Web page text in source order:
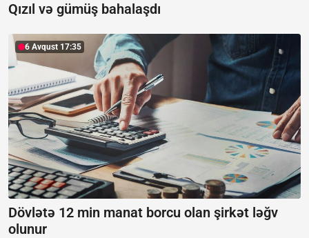
Qızıl və gümüş bahalaşdı
6 Avqust 17:35
Dövlətə 12 min manat borcu olan şirkət ləğv
olunur